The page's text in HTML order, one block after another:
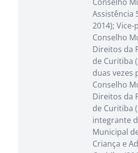
Assistência
2014);
Conselho
Direitos da
de Curitiba
duas vezes
Conselho
Direitos da
de Curitiba
integrante
Municipal
Criança e